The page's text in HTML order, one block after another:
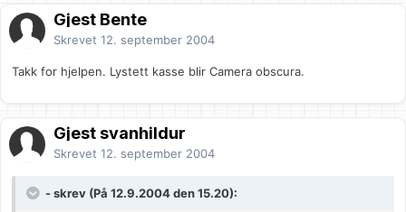
Gjest Bente
Skrevet 12. september 2004
Takk for hjelpen. Lystett kasse blir Camera obscura.
Gjest svanhildur
Skrevet 12. september 2004
- skrev (På 12.9.2004 den 15.20):